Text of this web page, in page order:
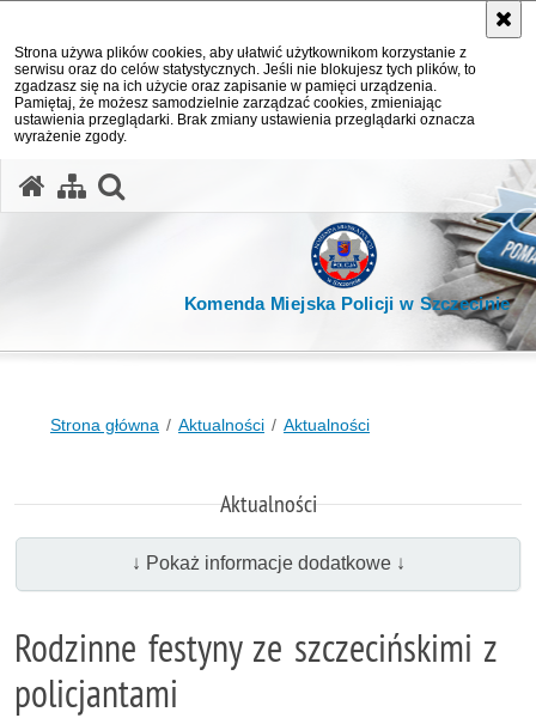
Strona używa plików cookies, aby ułatwić użytkownikom korzystanie z
serwisu oraz do celów statystycznych. Jeśli nie blokujesz tych plików, to
zgadzasz się na ich użycie oraz zapisanie w pamięci urządzenia.
Pamiętaj, że możesz samodzielnie zarządzać cookies, zmieniając
ustawienia przeglądarki. Brak zmiany ustawienia przeglądarki oznacza
wyrażenie zgody.
Komenda Miejska Policji w Szczecinie
Strona główna Aktualności Aktualności
Aktualności
↓ Pokaż informacje dodatkowe ↓
Rodzinne festyny ze szczecińskimi z
policjantami